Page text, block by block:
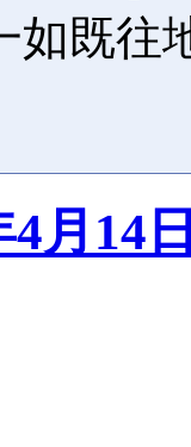
如既往
4月14